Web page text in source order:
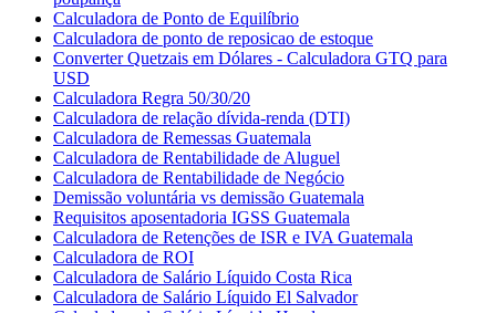
Calculadora de Ponto de Equilíbrio
Calculadora de ponto de reposicao de estoque
Converter Quetzais em Dólares - Calculadora GTQ para
USD
Calculadora Regra 50/30/20
Calculadora de relação dívida-renda (DTI)
Calculadora de Remessas Guatemala
Calculadora de Rentabilidade de Aluguel
Calculadora de Rentabilidade de Negócio
Demissão voluntária vs demissão Guatemala
Requisitos aposentadoria IGSS Guatemala
Calculadora de Retenções de ISR e IVA Guatemala
Calculadora de ROI
Calculadora de Salário Líquido Costa Rica
Calculadora de Salário Líquido El Salvador